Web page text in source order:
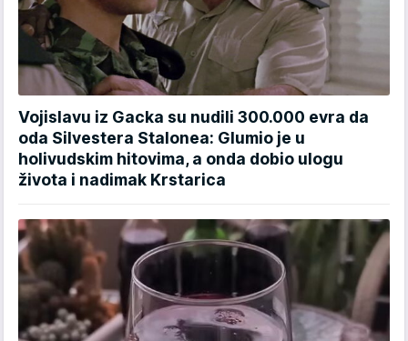
Vojislavu iz Gacka su nudili 300.000 evra da
oda Silvestera Stalonea: Glumio je u
holivudskim hitovima, a onda dobio ulogu
života i nadimak Krstarica